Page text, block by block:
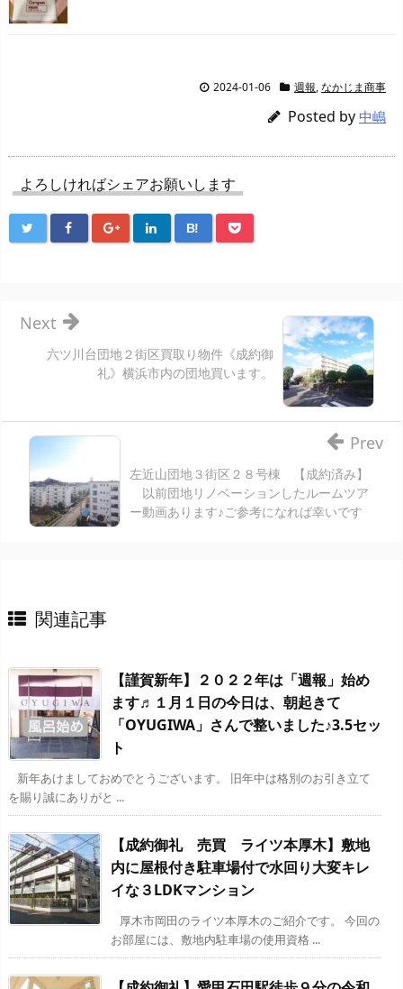
2024-01-06 週報,なかじま商事
Posted by 中嶋
よろしければシェアお願いします
B!
六ツ川台団地２街区買取り物件《成約御
礼》横浜市内の団地買います。
Next
左近山団地３街区２８号棟 【成約済み】
以前団地リノベーションしたルームツア
ー動画あります♪ご参考になれば幸いです
Prev
関連記事
【謹賀新年】２０２２年は「週報」始め
ます♬１月１日の今日は、朝起きて
「OYUGIWA」さんで整いました♪3.5セッ
ト
新年あけましておめでとうございます。 旧年中は格別のお引き立て
を賜り誠にありがと ...
【成約御礼 売買 ライツ本厚木】敷地
内に屋根付き駐車場付で水回り大変キレ
イな３LDKマンション
厚木市岡田のライツ本厚木のご紹介です。 今回の
お部屋には、敷地内駐車場の使用資格 ...